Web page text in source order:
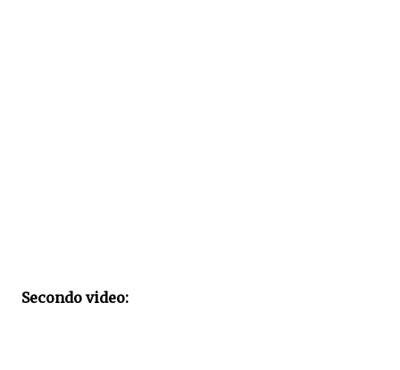
Secondo video: